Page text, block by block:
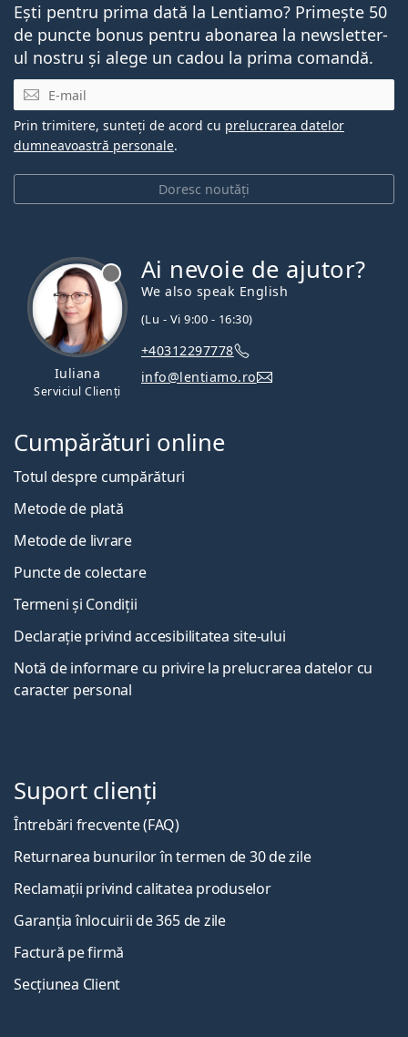
Ești pentru prima dată la Lentiamo? Primește 50
de puncte bonus pentru abonarea la newsletter-
ul nostru și alege un cadou la prima comandă.
E-mail
Doresc noutăți
Prin trimitere, sunteți de acord cu prelucrarea datelor
dumneavoastră personale.
Iuliana
Serviciul Clienți
Ai nevoie de ajutor?
We also speak English
(Lu - Vi 9:00 - 16:30)
+40312297778
info@lentiamo.ro
Cumpărături online
Totul despre cumpărături
Metode de plată
Metode de livrare
Puncte de colectare
Termeni și Condiții
Declarație privind accesibilitatea site-ului
Notă de informare cu privire la prelucrarea datelor cu
caracter personal
Suport clienți
Întrebări frecvente (FAQ)
Returnarea bunurilor în termen de 30 de zile
Reclamații privind calitatea produselor
Garanția înlocuirii de 365 de zile
Factură pe firmă
Secțiunea Client